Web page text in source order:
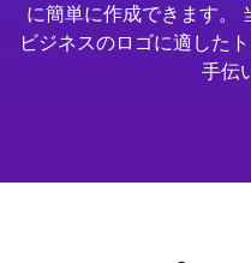
に簡単に作成できます。
ビジネスのロゴに適した
手伝